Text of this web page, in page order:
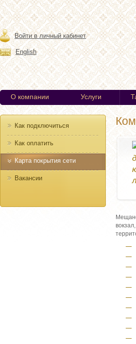
Войти в личный кабинет
English
О компании Услуги
Как подключиться
Как оплатить
Карта покрытия сети
Вакансии